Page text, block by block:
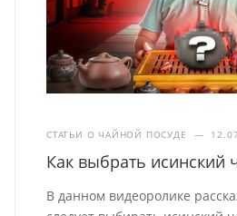
СТАТЬИ О ЧАЙНОЙ ПОСУДЕ —
Как выбрать исинский
В данном видеоролике